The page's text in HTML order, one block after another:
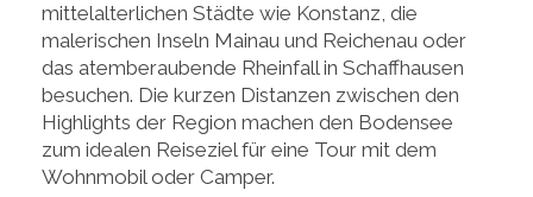
mittelalterlichen Städte wie Konstanz, die
malerischen Inseln Mainau und Reichenau oder
das atemberaubende Rheinfall in Schaffhausen
besuchen. Die kurzen Distanzen zwischen den
Highlights der Region machen den Bodensee
zum idealen Reiseziel für eine Tour mit dem
Wohnmobil oder Camper.